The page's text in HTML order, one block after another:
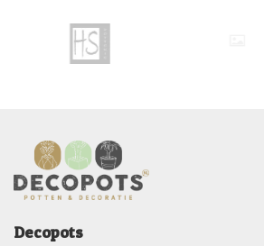
Decopots